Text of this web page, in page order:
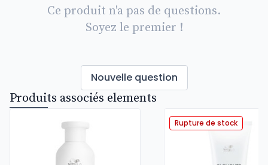
Ce produit n'a pas de questions.
Soyez le premier !
Nouvelle question
Produits associés elements
Rupture de stock